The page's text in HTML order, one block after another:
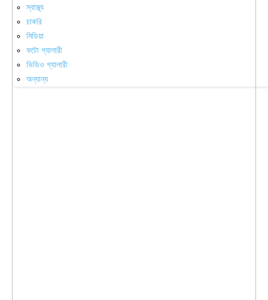
স্বাস্থ্য
চাকরি
মিডিয়া
ফটো গ্যালারী
ভিডিও গ্যালারী
অন্যান্য